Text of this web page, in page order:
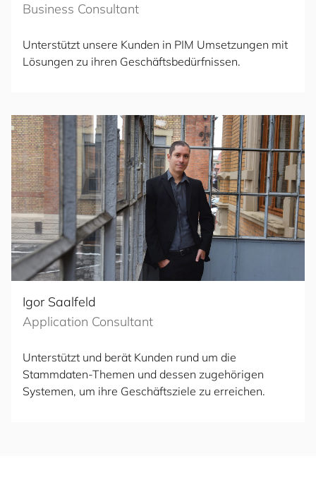
Business Consultant
Unterstützt unsere Kunden in PIM Umsetzungen mit
Lösungen zu ihren Geschäftsbedürfnissen.
Igor Saalfeld
Application Consultant
Unterstützt und berät Kunden rund um die
Stammdaten-Themen und dessen zugehörigen
Systemen, um ihre Geschäftsziele zu erreichen.